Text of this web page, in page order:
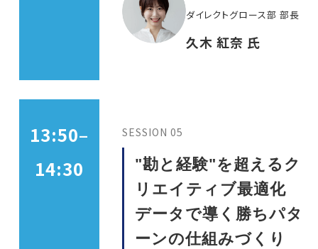
ダイレクトグロース部 部長
久木 紅奈 氏
13:50–
14:30
SESSION 05
"勘と経験"を超えるク
リエイティブ最適化
データで導く勝ちパタ
ーンの仕組みづくり